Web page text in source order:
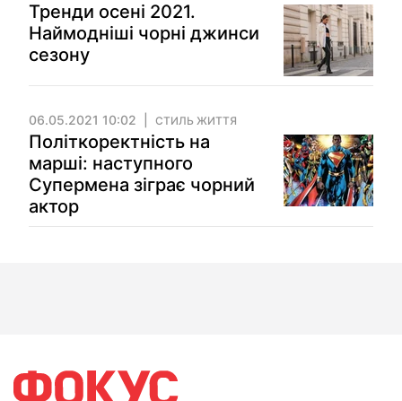
Тренди осені 2021.
Наймодніші чорні джинси
сезону
06.05.2021 10:02 СТИЛЬ ЖИТТЯ
Політкоректність на
марші: наступного
Супермена зіграє чорний
актор